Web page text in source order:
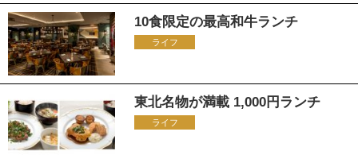
10食限定の最高和牛ランチ
ライフ
東北名物が満載 1,000円ランチ
ライフ